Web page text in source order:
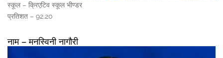
स्कूल – क्रिएटिव स्कूल भीण्डर
प्रतिशत – 92.20
नाम – मनस्विनी नागौरी